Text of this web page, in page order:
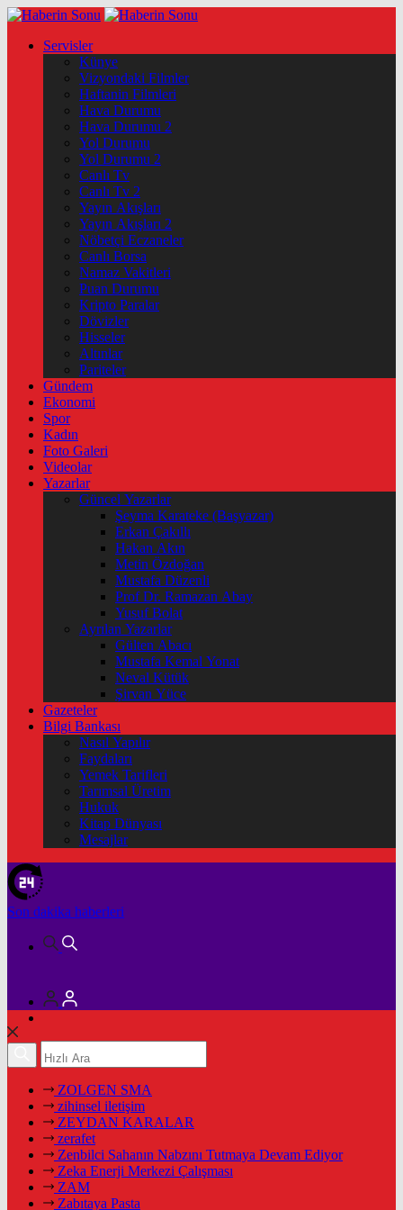
Servisler
Künye
Vizyondaki Filmler
Haftanin Filmleri
Hava Durumu
Hava Durumu 2
Yol Durumu
Yol Durumu 2
Canlı Tv
Canlı Tv 2
Yayın Akışları
Yayın Akışları 2
Nöbetçi Eczaneler
Canlı Borsa
Namaz Vakitleri
Puan Durumu
Kripto Paralar
Dövizler
Hisseler
Altınlar
Pariteler
Gündem
Ekonomi
Spor
Kadın
Foto Galeri
Videolar
Yazarlar
Güncel Yazarlar
Şeyma Karateke (Başyazar)
Erkan Çakıllı
Hakan Akın
Metin Özdoğan
Mustafa Düzenli
Prof Dr. Ramazan Abay
Yusuf Bolat
Ayrılan Yazarlar
Gülten Abacı
Mustafa Kemal Yonat
Neval Kütük
Şirvan Yüce
Gazeteler
Bilgi Bankası
Nasıl Yapılır
Faydaları
Yemek Tarifleri
Tarımsal Üretim
Hukuk
Kitap Dünyası
Mesajlar
Son dakika haberleri
ZOLGEN SMA
zihinsel iletişim
ZEYDAN KARALAR
zerafet
Zenbilci Sahanın Nabzını Tutmaya Devam Ediyor
Zeka Enerji Merkezi Çalışması
ZAM
Zabıtaya Pasta